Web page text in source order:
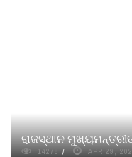
ରାଜସ୍ଥାନ
14278 APR 29,